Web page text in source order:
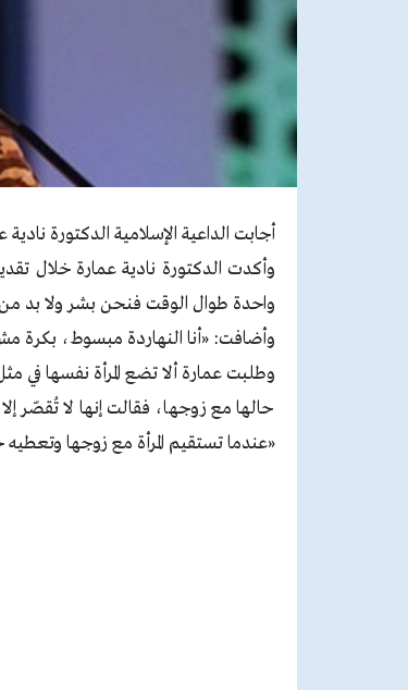
أجابت الداعية الإسلامية الدكتورة
واحدة طوال الوقت فنحن بشر ولا بد
وأضافت: «أنا النهاردة مبسوط، بكرة
وطلبت عمارة ألا تضع المرأة نفسها
حالها مع زوجها، فقالت إنها لا تُقصّر
«عندما تستقيم المرأة مع زوجها